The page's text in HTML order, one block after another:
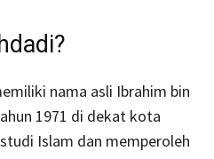
nama asli Ibrahim bin
1971 di dekat kota
Islam dan memperoleh